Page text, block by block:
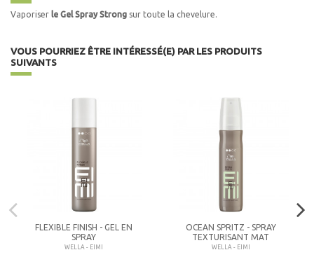
Vaporiser le Gel Spray Strong sur toute la chevelure.
VOUS POURRIEZ ÊTRE INTÉRESSÉ(E) PAR LES PRODUITS
SUIVANTS
FLEXIBLE FINISH - GEL EN
SPRAY
WELLA - EIMI
OCEAN SPRITZ - SPRAY
TEXTURISANT MAT
WELLA - EIMI